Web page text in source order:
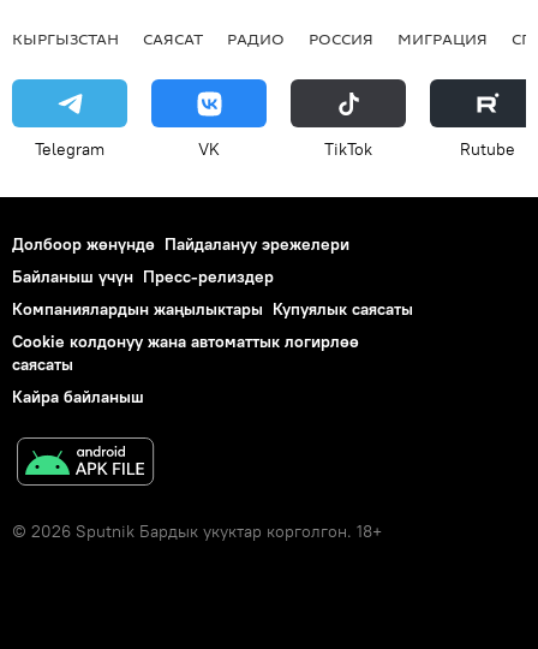
КЫРГЫЗСТАН САЯСАТ РАДИО РОССИЯ МИГРАЦИЯ
Telegram VK ТikТоk Rutube
Долбоор жөнүндө Пайдалануу эрежелери
Байланыш үчүн Пресс-релиздер
Компаниялардын жаңылыктары Купуялык саясаты
Cookie колдонуу жана автоматтык логирлөө
саясаты
Кайра байланыш
© 2026 Sputnik Бардык укуктар корголгон. 18+